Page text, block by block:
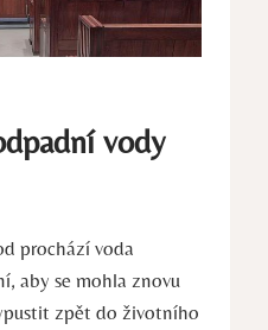
vody
prochází voda
aby se mohla znovu
zpět do životního